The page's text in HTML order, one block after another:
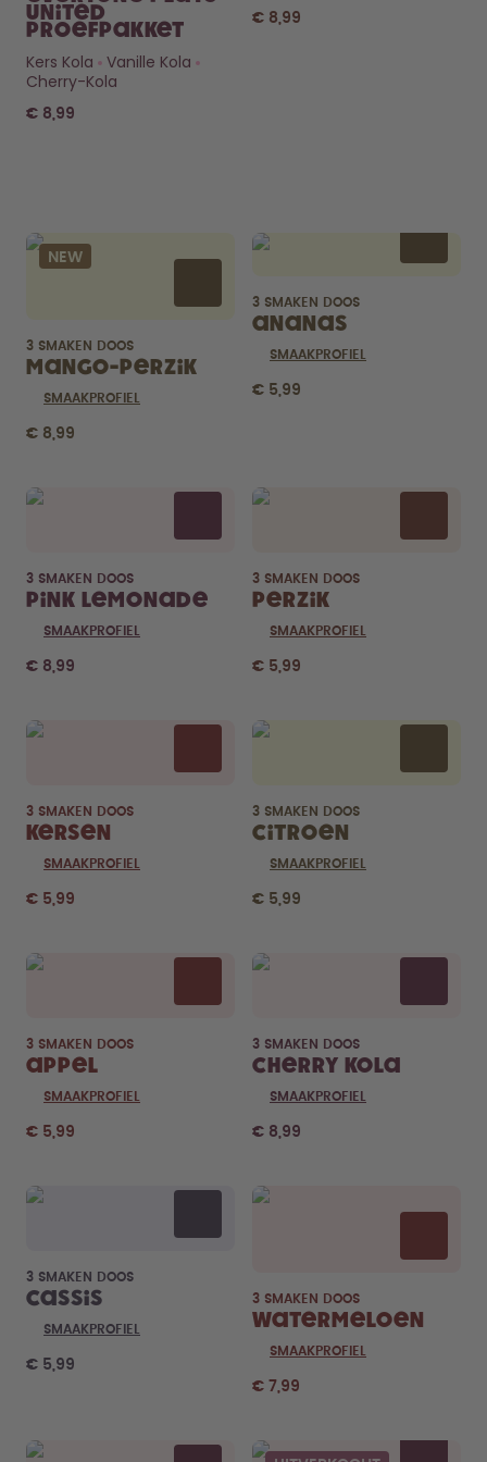
naar de
Pods?
United
Proefpakket
Kers Kola
Vanille Kola
Cherry-Kola
€ 8,99
€ 8,99
NEW
3 SMAKEN DOOS
Mango-Perzik
SMAAKPROFIEL
€ 8,99
3 SMAKEN DOOS
Ananas
SMAAKPROFIEL
€ 5,99
3 SMAKEN DOOS
Pink Lemonade
SMAAKPROFIEL
€ 8,99
3 SMAKEN DOOS
Perzik
SMAAKPROFIEL
€ 5,99
3 SMAKEN DOOS
Kersen
SMAAKPROFIEL
€ 5,99
3 SMAKEN DOOS
Citroen
SMAAKPROFIEL
€ 5,99
3 SMAKEN DOOS
Appel
SMAAKPROFIEL
€ 5,99
3 SMAKEN DOOS
Cherry Kola
SMAAKPROFIEL
€ 8,99
3 SMAKEN DOOS
Cassis
SMAAKPROFIEL
€ 5,99
3 SMAKEN DOOS
Watermeloen
SMAAKPROFIEL
€ 7,99